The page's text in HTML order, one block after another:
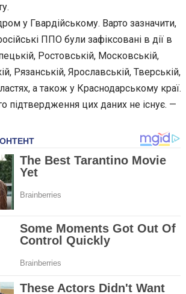
у Гвардійському. Варто зазначити,
ППО були зафіксовані в дії в
Ростовській, Московській,
Рязанській, Ярославській, Тверській,
а також у Краснодарському краї.
підтвердження цих даних не існує. —